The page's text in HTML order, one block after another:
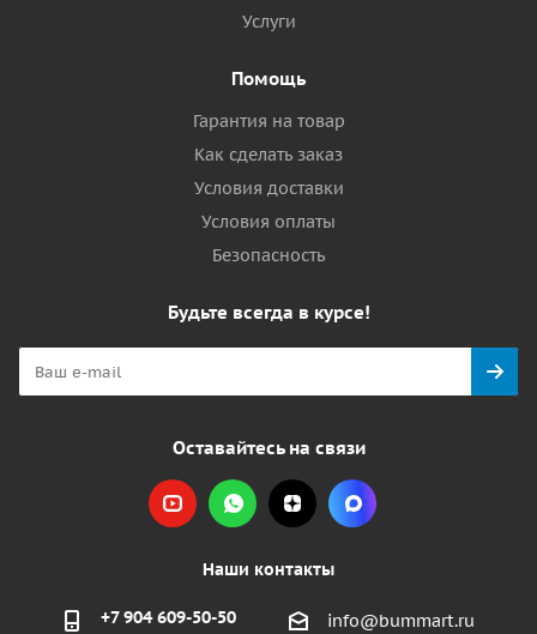
Услуги
Помощь
Гарантия на товар
Как сделать заказ
Условия доставки
Условия оплаты
Безопасность
Будьте всегда в курсе!
Оставайтесь на связи
Наши контакты
+7 904 609-50-50 info@bummart.ru